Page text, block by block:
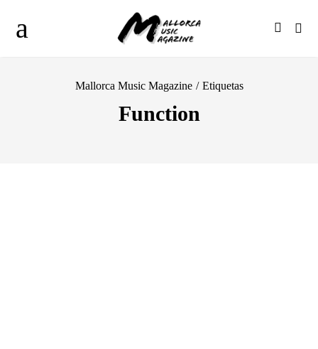
Mallorca Music Magazine / Etiquetas
Function